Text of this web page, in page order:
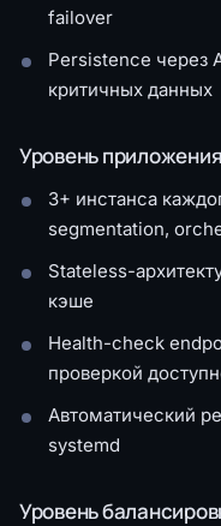
failover
Persistence через
критичных данных
Уровень
3+ инстанса
segmentation,
Stateless-
кэше
Health-check
проверкой
Автоматический
systemd
Уровень